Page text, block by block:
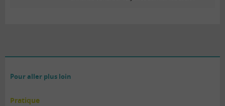
Pour aller plus loin
Pratique